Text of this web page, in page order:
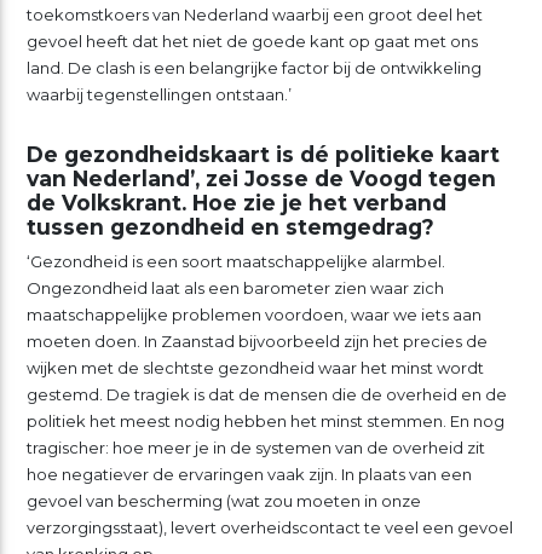
toekomstkoers van Nederland waarbij een groot deel het
gevoel heeft dat het niet de goede kant op gaat met ons
land. De clash is een belangrijke factor bij de ontwikkeling
waarbij tegenstellingen ontstaan.’
De gezondheidskaart is dé politieke kaart
van Nederland’, zei Josse de Voogd tegen
de Volkskrant. Hoe zie je het verband
tussen gezondheid en stemgedrag?
‘Gezondheid is een soort maatschappelijke alarmbel.
Ongezondheid laat als een barometer zien waar zich
maatschappelijke problemen voordoen, waar we iets aan
moeten doen. In Zaanstad bijvoorbeeld zijn het precies de
wijken met de slechtste gezondheid waar het minst wordt
gestemd. De tragiek is dat de mensen die de overheid en de
politiek het meest nodig hebben het minst stemmen. En nog
tragischer: hoe meer je in de systemen van de overheid zit
hoe negatiever de ervaringen vaak zijn. In plaats van een
gevoel van bescherming (wat zou moeten in onze
verzorgingsstaat), levert overheidscontact te veel een gevoel